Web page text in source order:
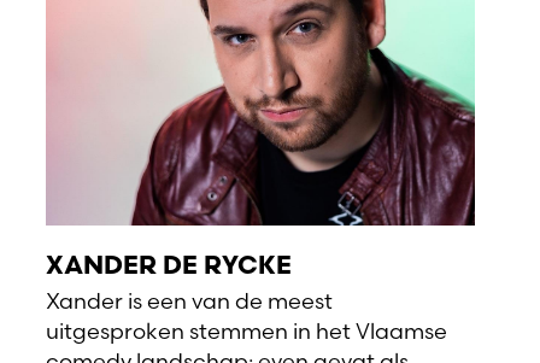
XANDER DE RYCKE
Xander is een van de meest
uitgesproken stemmen in het Vlaamse